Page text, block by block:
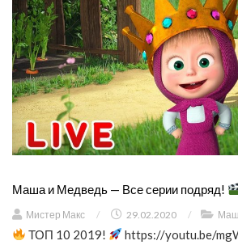
Маша и Медведь — Все серии подряд!
Мистер Макс / 29.02.2020 /
ТОП 10 2019!
https://youtu.be/